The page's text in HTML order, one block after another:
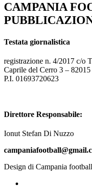
CAMPANIA
Testata giornalistica
registrazione n. 4/2017 c/o
Caprile del Cerro 3 –
P.I. 01693720623
Direttore Responsabile:
Ionut Stefan Di Nuzzo
Design di Campania